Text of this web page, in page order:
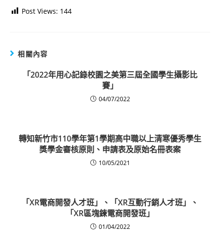
Post Views: 144
相關內容
「2022年用心記錄校園之美第三屆全國學生攝影比
賽」
04/07/2022
轉知新竹市110學年第1學期高中職以上清寒優秀學生
獎學金審核原則、申請表及原始名冊表案
10/05/2021
「XR電商開發人才班」、「XR互動行銷人才班」、
「XR區塊鍊電商開發班」
01/04/2022